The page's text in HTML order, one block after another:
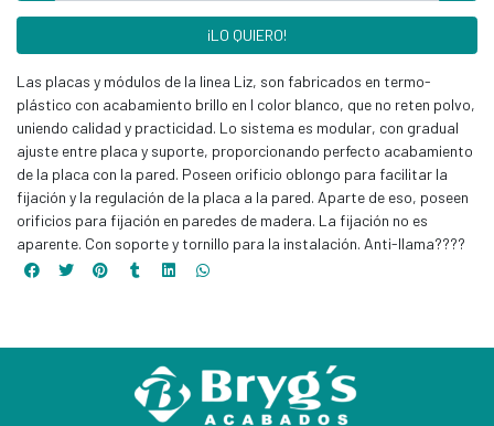
¡LO QUIERO!
Las placas y módulos de la linea Liz, son fabricados en termo-
plástico con acabamiento brillo en l color blanco, que no reten polvo,
uniendo calidad y practicidad. Lo sistema es modular, con gradual
ajuste entre placa y suporte, proporcionando perfecto acabamiento
de la placa con la pared. Poseen orificio oblongo para facilitar la
fijación y la regulación de la placa a la pared. Aparte de eso, poseen
orificios para fijación en paredes de madera. La fijación no es
aparente. Con soporte y tornillo para la instalación. Anti-llama????